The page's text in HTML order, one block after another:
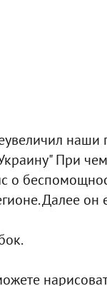
При
о
Далее он